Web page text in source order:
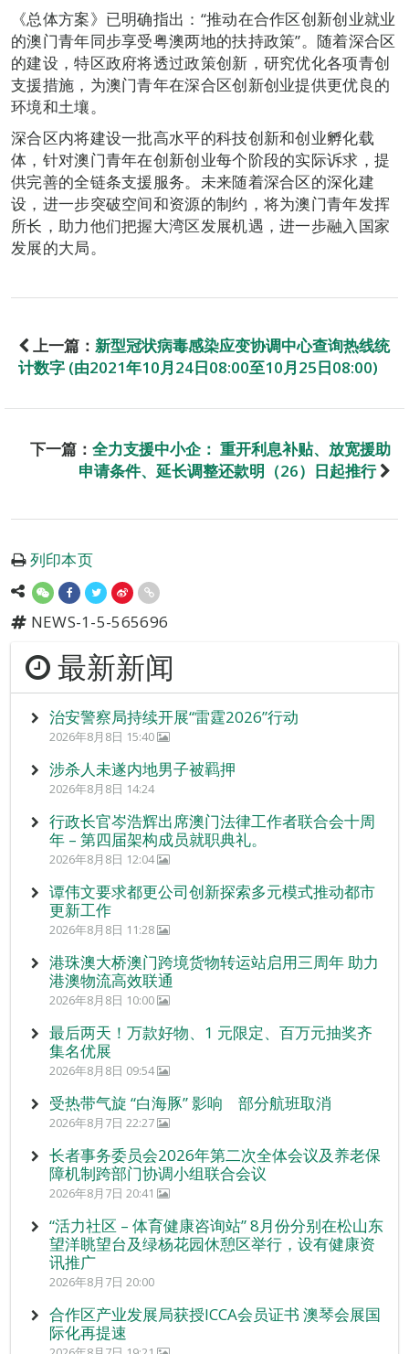
《总体方案》已明确指出：“推动在合作区创新创业就业
的澳门青年同步享受粤澳两地的扶持政策”。随着深合区
的建设，特区政府将透过政策创新，研究优化各项青创
支援措施，为澳门青年在深合区创新创业提供更优良的
环境和土壤。
深合区内将建设一批高水平的科技创新和创业孵化载
体，针对澳门青年在创新创业每个阶段的实际诉求，提
供完善的全链条支援服务。未来随着深合区的深化建
设，进一步突破空间和资源的制约，将为澳门青年发挥
所长，助力他们把握大湾区发展机遇，进一步融入国家
发展的大局。
上一篇： 新型冠状病毒感染应变协调中心查询热线统
计数字 (由2021年10月24日08:00至10月25日08:00)
下一篇： 全力支援中小企： 重开利息补贴、放宽援助
申请条件、延长调整还款明（26）日起推行
列印本页
NEWS-1-5-565696
最新新闻
治安警察局持续开展“雷霆2026”行动
2026年8月8日 15:40
涉杀人未遂内地男子被羁押
2026年8月8日 14:24
行政长官岑浩辉出席澳门法律工作者联合会十周
年 – 第四届架构成员就职典礼。
2026年8月8日 12:04
谭伟文要求都更公司创新探索多元模式推动都市
更新工作
2026年8月8日 11:28
港珠澳大桥澳门跨境货物转运站启用三周年 助力
港澳物流高效联通
2026年8月8日 10:00
最后两天！万款好物、1 元限定、百万元抽奖齐
集名优展
2026年8月8日 09:54
受热带气旋 “白海豚” 影响 部分航班取消
2026年8月7日 22:27
长者事务委员会2026年第二次全体会议及养老保
障机制跨部门协调小组联合会议
2026年8月7日 20:41
“活力社区 – 体育健康咨询站” 8月份分别在松山东
望洋眺望台及绿杨花园休憩区举行，设有健康资
讯推广
2026年8月7日 20:00
合作区产业发展局获授ICCA会员证书 澳琴会展国
际化再提速